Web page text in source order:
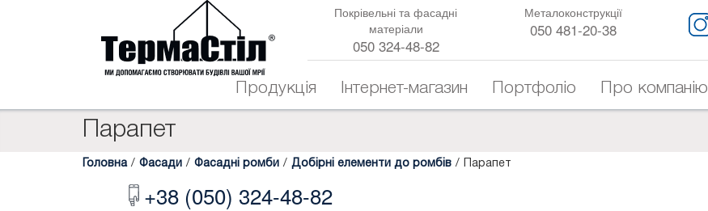
Покрівельні та фасадні
матеріали
050 324-48-82
Металоконструкції
050 481-20-38
Продукція Інтернет-магазин Портфоліо Про компанію
Парапет
Головна / Фасади / Фасадні ромби / Добірні елементи до ромбів / Парапет
+38 (050) 324-48-82